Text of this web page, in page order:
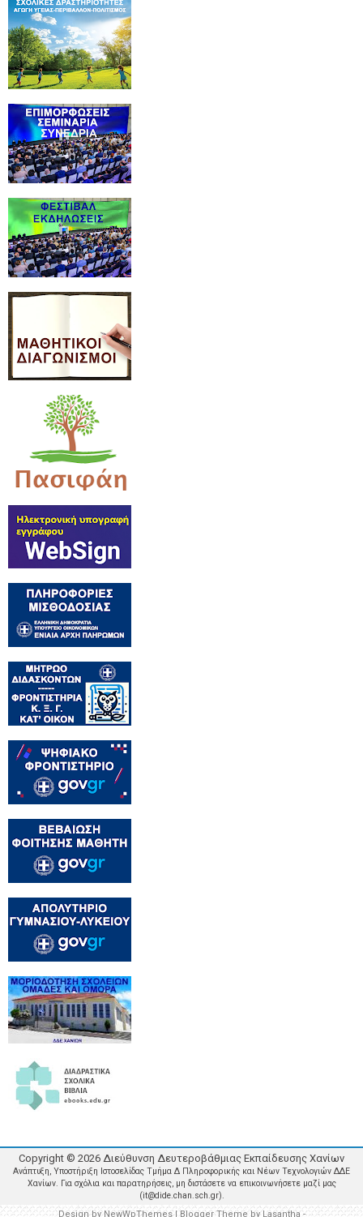
Copyright © 2026 Διεύθυνση Δευτεροβάθμιας Εκπαίδευσης Χανίων
Ανάπτυξη, Υποστήριξη Ιστοσελίδας Τμήμα Δ Πληροφορικής και Νέων Τεχνολογιών ΔΔΕ
Χανίων. Για σχόλια και παρατηρήσεις, μη διστάσετε να επικοινωνήσετε μαζί μας
(it@dide.chan.sch.gr).
Design byNewWpThemes| Blogger Theme byLasantha -